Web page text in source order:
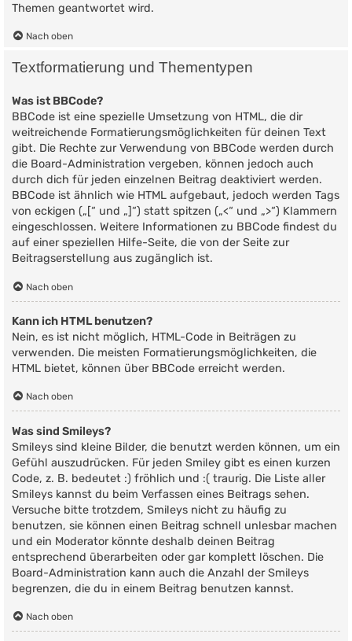
Themen geantwortet wird.
Nach oben
Textformatierung und Thementypen
Was ist BBCode?
BBCode ist eine spezielle Umsetzung von HTML, die dir
weitreichende Formatierungsmöglichkeiten für deinen Text
gibt. Die Rechte zur Verwendung von BBCode werden durch
die Board-Administration vergeben, können jedoch auch
durch dich für jeden einzelnen Beitrag deaktiviert werden.
BBCode ist ähnlich wie HTML aufgebaut, jedoch werden Tags
von eckigen („[“ und „]“) statt spitzen („<“ und „>“) Klammern
eingeschlossen. Weitere Informationen zu BBCode findest du
auf einer speziellen Hilfe-Seite, die von der Seite zur
Beitragserstellung aus zugänglich ist.
Nach oben
Kann ich HTML benutzen?
Nein, es ist nicht möglich, HTML-Code in Beiträgen zu
verwenden. Die meisten Formatierungsmöglichkeiten, die
HTML bietet, können über BBCode erreicht werden.
Nach oben
Was sind Smileys?
Smileys sind kleine Bilder, die benutzt werden können, um ein
Gefühl auszudrücken. Für jeden Smiley gibt es einen kurzen
Code, z. B. bedeutet :) fröhlich und :( traurig. Die Liste aller
Smileys kannst du beim Verfassen eines Beitrags sehen.
Versuche bitte trotzdem, Smileys nicht zu häufig zu
benutzen, sie können einen Beitrag schnell unlesbar machen
und ein Moderator könnte deshalb deinen Beitrag
entsprechend überarbeiten oder gar komplett löschen. Die
Board-Administration kann auch die Anzahl der Smileys
begrenzen, die du in einem Beitrag benutzen kannst.
Nach oben